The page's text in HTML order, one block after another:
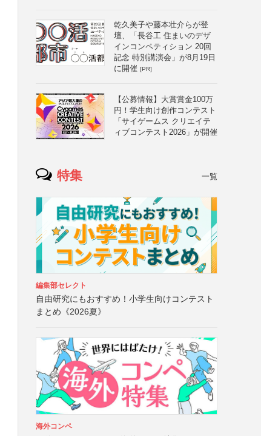
乾久美子や藤本壮介らが登
壇、「長谷工 住まいのデザ
インコンペティション 20回
記念 特別講演会」が8月19日
に開催 [PR]
【公募情報】大賞賞金100万
円！学生向け創作コンテスト
「サイゲームス クリエイテ
ィブコンテスト2026」が開催
特集 一覧
編集部セレクト
自由研究にもおすすめ！小学生向けコンテスト
まとめ《2026夏》
海外コンペ